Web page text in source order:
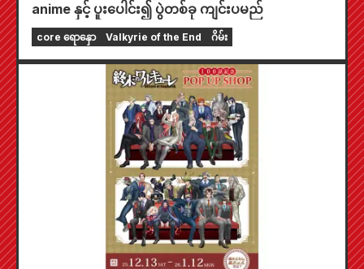
anime နှင့် ပူးပေါင်း၍ ပွဲတစ်ခု ကျင်းပမည်
core ရောနှော Valkyrie of the End ဂိမ်း